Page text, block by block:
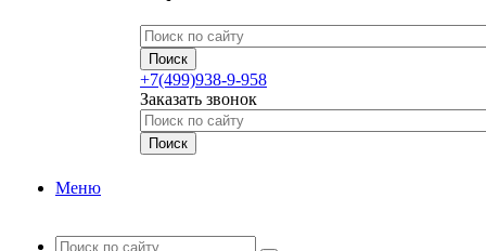
+7(499)938-9-958
Заказать звонок
Меню